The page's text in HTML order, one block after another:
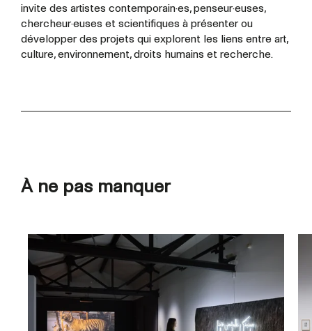
invite des artistes contemporain·es, penseur·euses,
chercheur·euses et scientifiques à présenter ou
développer des projets qui explorent les liens entre art,
culture, environnement, droits humains et recherche.
À ne pas manquer